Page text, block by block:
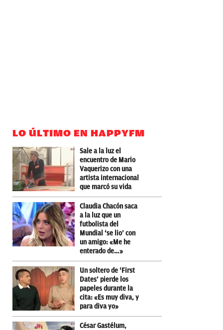
LO ÚLTIMO EN HAPPYFM
Sale a la luz el
encuentro de Mario
Vaquerizo con una
artista internacional
que marcó su vida
Claudia Chacón saca
a la luz que un
futbolista del
Mundial ‘se lio’ con
un amigo: «Me he
enterado de…»
Un soltero de ‘First
Dates’ pierde los
papeles durante la
cita: «Es muy diva, y
para diva yo»
César Gastélum,